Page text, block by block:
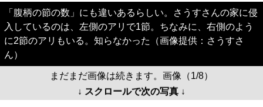
「腹柄の節の数」にも違いあるらしい。さうすさんの家に侵
入しているのは、左側のアリで1節。ちなみに、右側のよう
に2節のアリもいる。知らなかった（画像提供：さうすさ
ん）
まだまだ画像は続きます。画像（1/8）
↓ スクロールで次の写真 ↓